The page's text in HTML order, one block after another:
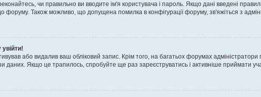
чи правильно ви вводите ім'я користувача і пароль. Якщо дані введені
форуму. Також можливо, що допущена помилка в конфігурації форуму, зв'яжіться з
або видалив ваш обліковий запис. Крім того, на багатьох форумах
Якщо це трапилось, спробуйте ще раз зареєструватись і активніше приймати